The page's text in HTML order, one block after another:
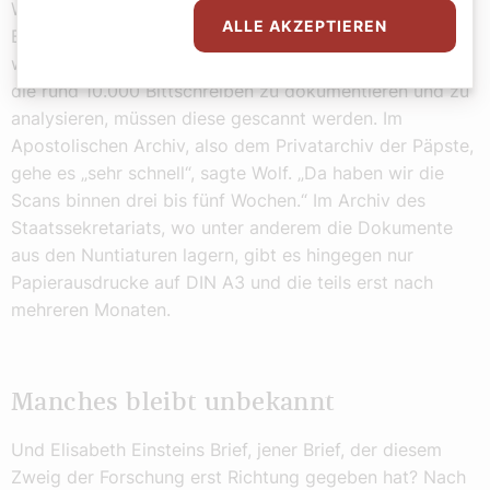
Wissenschaftsakademien Düsseldorf und
Berlin/Brandenburg Anträge auf Unterstützung für
weitere 25 Jahre laufen. Und Stichwort „dauern“: Um
die rund 10.000 Bittschreiben zu dokumentieren und zu
analysieren, müssen diese gescannt werden. Im
Apostolischen Archiv, also dem Privatarchiv der Päpste,
gehe es „sehr schnell“, sagte Wolf. „Da haben wir die
Scans binnen drei bis fünf Wochen.“ Im Archiv des
Staatssekretariats, wo unter anderem die Dokumente
aus den Nuntiaturen lagern, gibt es hingegen nur
Papierausdrucke auf DIN A3 und die teils erst nach
mehreren Monaten.
Manches bleibt unbekannt
Und Elisabeth Einsteins Brief, jener Brief, der diesem
Zweig der Forschung erst Richtung gegeben hat? Nach
ALLE AKZEPTIEREN